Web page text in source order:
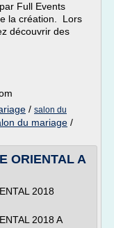
Full Events
la création. Lors
découvrir des
/ salon du
du mariage /
ORIENTAL A
2018
2018 A